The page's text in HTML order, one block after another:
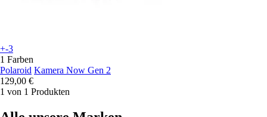
+-3
1 Farben
Polaroid Kamera Now Gen 2
129,00 €
1 von 1 Produkten